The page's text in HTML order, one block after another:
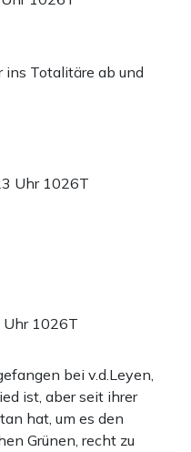
ins Totalitäre ab und
Uhr 1026T
Uhr 1026T
bei v.d.Leyen,
ist, aber seit ihrer
hat, um es den
Grünen, recht zu